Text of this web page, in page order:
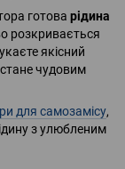
готова рідина
розкривається
якісний
стане чудовим
для самозамісу,
з улюбленим